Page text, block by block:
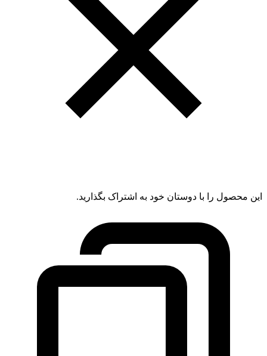
این محصول را با دوستان خود به اشتراک بگذارید.